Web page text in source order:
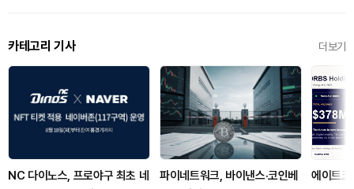
카테고리 기사 더보기
NC 다이노스, 프로야구 최초 네
파이네트워크, 바이낸스·코인베
에이트